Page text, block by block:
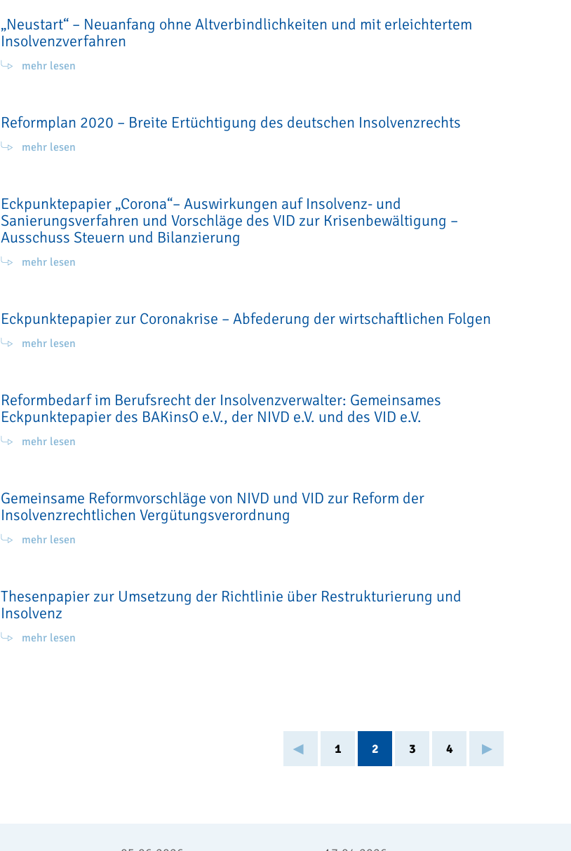
„Neustart“ – Neuanfang ohne Altverbindlichkeiten und mit erleichtertem
Insolvenzverfahren
mehr lesen
Reformplan 2020 – Breite Ertüchtigung des deutschen Insolvenzrechts
mehr lesen
Eckpunktepapier „Corona“– Auswirkungen auf Insolvenz- und
Sanierungsverfahren und Vorschläge des VID zur Krisenbewältigung –
Ausschuss Steuern und Bilanzierung
mehr lesen
Eckpunktepapier zur Coronakrise – Abfederung der wirtschaftlichen Folgen
mehr lesen
Reformbedarf im Berufsrecht der Insolvenzverwalter: Gemeinsames
Eckpunktepapier des BAKinsO e.V., der NIVD e.V. und des VID e.V.
mehr lesen
Gemeinsame Reformvorschläge von NIVD und VID zur Reform der
Insolvenzrechtlichen Vergütungsverordnung
mehr lesen
Thesenpapier zur Umsetzung der Richtlinie über Restrukturierung und
Insolvenz
mehr lesen
1 2 3 4